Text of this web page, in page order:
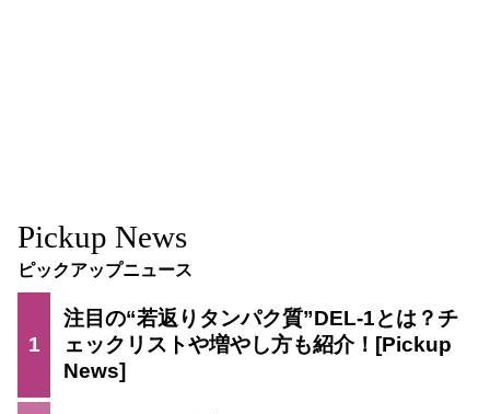
Pickup News
ピックアップニュース
1
注目の“若返りタンパク質”DEL-1とは？チ
ェックリストや増やし方も紹介！